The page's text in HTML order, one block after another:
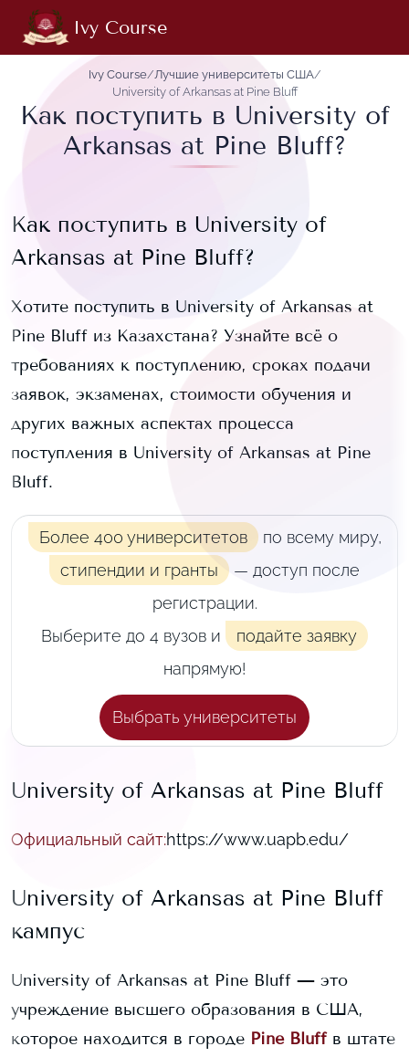
Ivy Course
Ivy Course/Лучшие университеты США/
University of Arkansas at Pine Bluff
Как поступить в University of
Arkansas at Pine Bluff?
Как поступить в University of
Arkansas at Pine Bluff?
Хотите поступить в University of Arkansas at
Pine Bluff из Казахстана? Узнайте всё о
требованиях к поступлению, сроках подачи
заявок, экзаменах, стоимости обучения и
других важных аспектах процесса
поступления в University of Arkansas at Pine
Bluff.
Более 400 университетов по всему миру,
стипендии и гранты
— доступ после
регистрации.
Выберите до 4 вузов и
подайте заявку
напрямую!
Выбрать университеты
University of Arkansas at Pine Bluff
Официальный сайт:https://www.uapb.edu/
University of Arkansas at Pine Bluff
кампус
University of Arkansas at Pine Bluff — это
учреждение высшего образования в США,
которое находится в городе Pine Bluff в штате